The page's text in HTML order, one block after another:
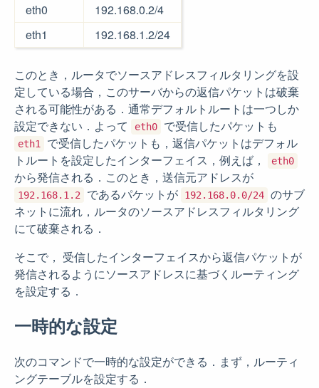
eth0
192.168.0.2/4
eth1
192.168.1.2/24
このとき，ルータでソースアドレスフィルタリングを設
定している場合，このサーバからの返信パケットは破棄
される可能性がある．通常デフォルトルートは一つしか
設定できない．よって
eth0 で受信したパケットも
eth1
で受信したパケットも，返信パケットはデフォル
トルートを設定したインターフェイス，例えば，
eth0
から発信される．このとき，送信元アドレスが
192.168.1.2 であるパケットが 192.168.0.0/24 のサブ
ネットに流れ，ルータのソースアドレスフィルタリング
にて破棄される．
そこで， 受信したインターフェイスから返信パケットが
発信されるようにソースアドレスに基づくルーティング
を設定する．
一時的な設定
次のコマンドで一時的な設定ができる．まず，ルーティ
ングテーブルを設定する．